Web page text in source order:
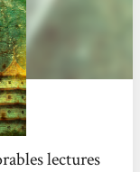
lectures